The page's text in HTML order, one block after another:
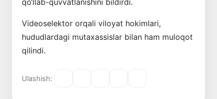
qo‘llab-quvvatlanishini bildirdi.
Videoselektor orqali viloyat hokimlari,
hududlardagi mutaxassislar bilan ham muloqot
qilindi.
Ulashish: